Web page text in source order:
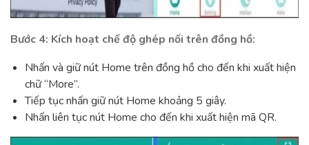
Bước 4: Kích hoạt chế độ ghép nối trên đồng hồ:
Nhấn và giữ nút Home trên đồng hồ cho đến khi xuất hiện
chữ “More”.
Tiếp tục nhấn giữ nút Home khoảng 5 giây.
Nhấn liên tục nút Home cho đến khi xuất hiện mã QR.